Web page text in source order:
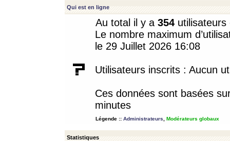
Qui est en ligne
Au total il y a 354
Le nombre maximum
le 29 Juillet 2026 16:08
Utilisateurs inscrits : Aucun
Ces données sont basées
minutes
Légende :: Administrateurs Modérateurs globaux
Statistiques